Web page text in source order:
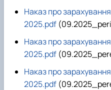
Наказ про
2025.pdf
Наказ про
2025.pdf
Наказ про
2025.pdf